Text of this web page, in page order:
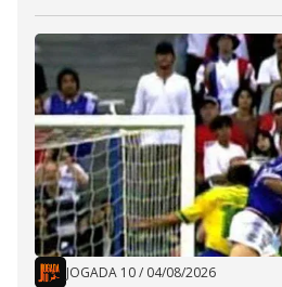
JOGADA 10/ 04/08/2026